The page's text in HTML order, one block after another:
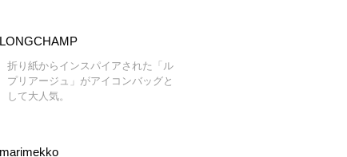
LONGCHAMP
折り紙からインスパイアされた「ル
プリアージュ」がアイコンバッグと
して大人気。
marimekko